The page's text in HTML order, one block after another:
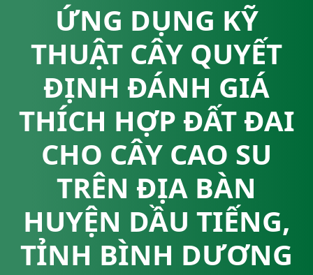
ỨNG DỤNG KỸ
THUẬT CÂY QUYẾT
ĐỊNH ĐÁNH GIÁ
THÍCH HỢP ĐẤT ĐAI
CHO CÂY CAO SU
TRÊN ĐỊA BÀN
HUYỆN DẦU TIẾNG,
TỈNH BÌNH DƯƠNG